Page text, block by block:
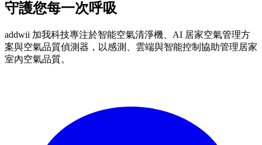
守護您每一次呼吸
addwii 加我科技專注於智能空氣清淨機、AI 居家空氣管理方
案與空氣品質偵測器，以感測、雲端與智能控制協助管理居家
室內空氣品質。